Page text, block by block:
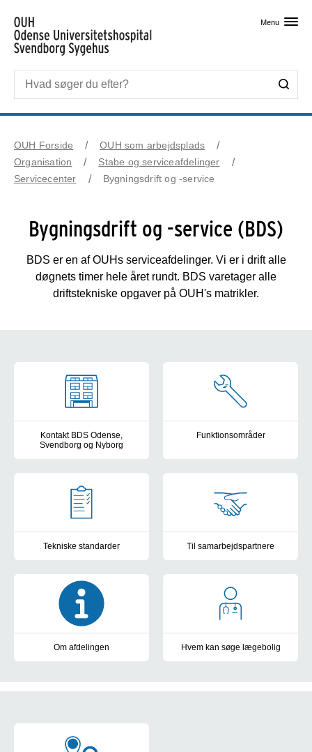
Menu
OUH Forside
OUH som arbejdsplads
Organisation
Stabe og serviceafdelinger
Servicecenter
Bygningsdrift og -service
Bygningsdrift og -service (BDS)
BDS er en af OUHs serviceafdelinger. Vi er i drift alle
døgnets timer hele året rundt. BDS varetager alle
driftstekniske opgaver på OUH's matrikler.
Kontakt BDS Odense,
Svendborg og Nyborg
Funktionsområder
Tekniske standarder Til samarbejdspartnere
Om afdelingen Hvem kan søge lægebolig